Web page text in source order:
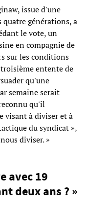
issue d'une
générations, a
le vote, un
en compagnie de
sur les conditions
entente de
qu'une
semaine serait
qu'il
visant à diviser et à
du syndicat »,
diviser. »
avec 19
deux ans ? »